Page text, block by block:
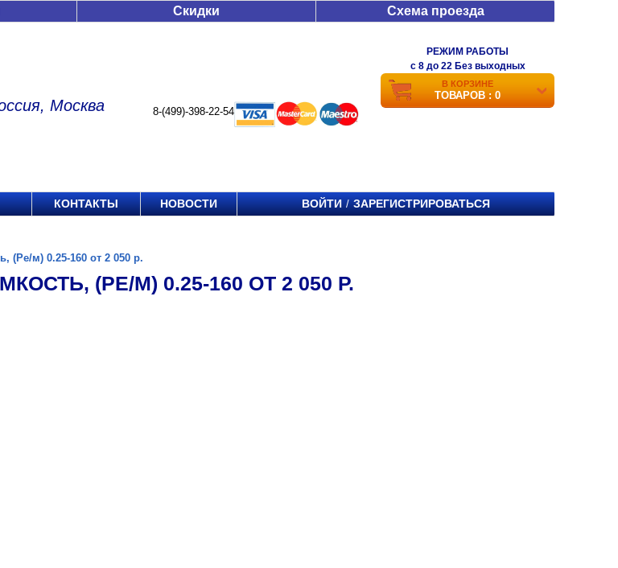
Скидки Схема проезда
Москва 8-(499)-398-22-54
РЕЖИМ РАБОТЫ
c 8 до 22 Без выходных
В КОРЗИНЕ
ТОВАРОВ : 0
КОНТАКТЫ НОВОСТИ ВОЙТИ / ЗАРЕГИСТРИРОВАТЬСЯ
(Ре/м) 0.25-160 от 2 050 р.
(РЕ/М) 0.25-160 ОТ 2 050 Р.